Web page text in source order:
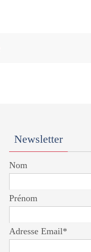
Newsletter
Nom
Prénom
Adresse Email*